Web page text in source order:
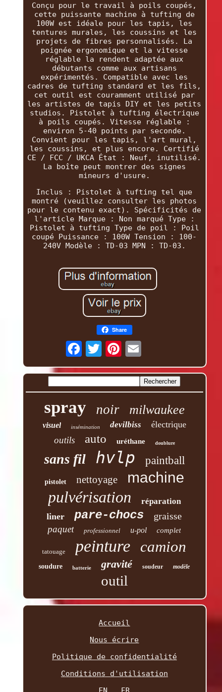
Conçu pour le travail à poils coupés,
cette puissante machine à tufting de
100W est idéale pour les tapis, les
tentures murales, les coussins et les
projets de fibres personnalisés. La
poignée ergonomique et la vitesse
réglable la rendent adaptée aux
débutants comme aux artisans
expérimentés. Compatible avec les
cadres de tufting standard et les fils,
cet outil est couramment utilisé par
les artistes de tapis DIY et les petits
studios. Pistolet à tufting électrique
à poils coupés. Vitesse réglable :
environ 5-40 points par seconde.
Convient pour les tapis, l'art mural,
les coussins, et plus encore. Certifié
CE / FCC / UKCA État : Neuf, inutilisé.
La boîte peut montrer des signes
mineurs d'usure.
Inclus : Pistolet à tufting tel que
montré (veuillez consulter les photos
pour le contenu exact). Spécificités de
l'article Marque : Non marqué Type :
Pistolet à tufting Type de poil : Poil
coupé Puissance : 100W Tension : 100-
240V Modèle : TD-03 MPN : TD-03.
Share
spray noir milwaukee
visuel insémination devilbiss électrique
outils auto uréthane doublure
sans fil hvlp paintball
pistolet nettoyage machine
pulvérisation réparation
liner pare-chocs graisse
paquet professionnel u-pol complet
tatouage peinture camion
soudure batterie gravité soudeur modèle
outil
Accueil
Nous écrire
Politique de confidentialité
Conditions d'utilisation